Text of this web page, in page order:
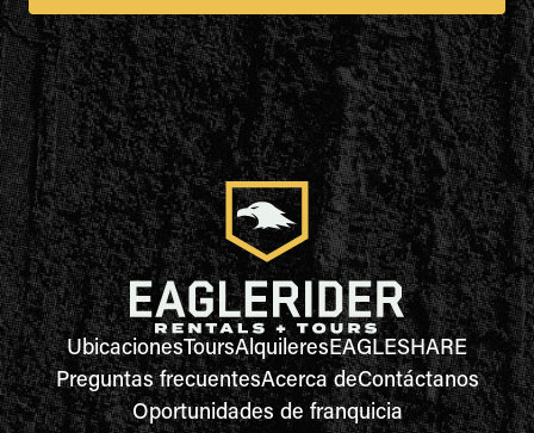
UbicacionesToursAlquileresEAGLESHARE
Preguntas frecuentesAcerca deContáctanos
Oportunidades de franquicia